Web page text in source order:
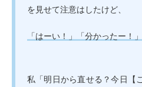
を見せて注意はしたけど、
「はーい！」「分かったー！
私「明日から直せる？今日【